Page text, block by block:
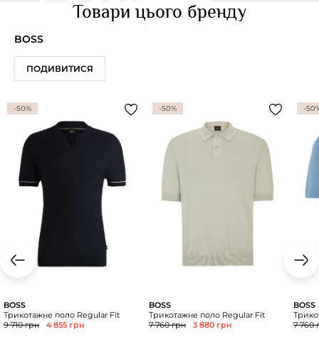
Товари цього бренду
BOSS
ПОДИВИТИСЯ
-50%
BOSS
Трикотажне поло Regular Fit
9 710 грн
4 855 грн
-50%
BOSS
Трикотажне поло Regular Fit
7 760 грн
3 880 грн
-
BOSS
7 760